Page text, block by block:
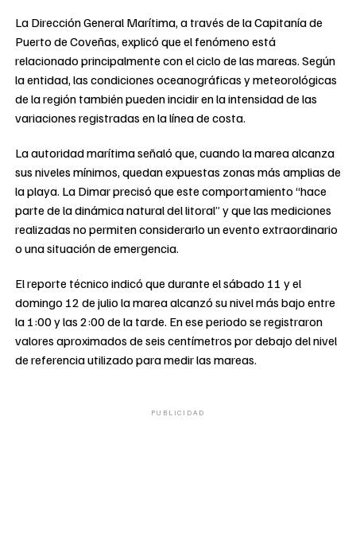
La Dirección General Marítima, a través de la Capitanía de
Puerto de Coveñas, explicó que el fenómeno está
relacionado principalmente con el ciclo de las mareas. Según
la entidad, las condiciones oceanográficas y meteorológicas
de la región también pueden incidir en la intensidad de las
variaciones registradas en la línea de costa.
La autoridad marítima señaló que, cuando la marea alcanza
sus niveles mínimos, quedan expuestas zonas más amplias de
la playa. La Dimar precisó que este comportamiento “hace
parte de la dinámica natural del litoral” y que las mediciones
realizadas no permiten considerarlo un evento extraordinario
o una situación de emergencia.
El reporte técnico indicó que durante el sábado 11 y el
domingo 12 de julio la marea alcanzó su nivel más bajo entre
la 1:00 y las 2:00 de la tarde. En ese periodo se registraron
valores aproximados de seis centímetros por debajo del nivel
de referencia utilizado para medir las mareas.
PUBLICIDAD